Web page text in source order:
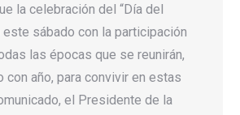
la celebración del “Día del
este sábado con la participación
las épocas que se reunirán,
con año, para convivir en estas
el Presidente de la